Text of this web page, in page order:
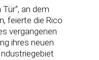
an dem
feierte die Rico
vergangenen
ihres neuen